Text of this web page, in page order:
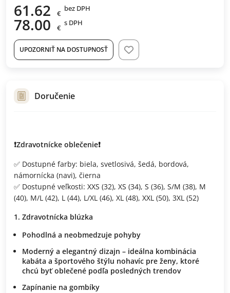
61.62 €
bez DPH
78.00 €
s DPH
UPOZORNIŤ NA DOSTUPNOSŤ
Doručenie
❗️Zdravotnícke oblečenie❗️
✅ Dostupné farby: biela, svetlosivá, šedá, bordová,
námornícka (navi), čierna
✅ Dostupné veľkosti: XXS (32), XS (34), S (36), S/M (38), M
(40), M/L (42), L (44), L/XL (46), XL (48), XXL (50), 3XL (52)
Zdravotnícka blúzka
Pohodlná a neobmedzuje pohyby
Moderný a elegantný dizajn – ideálna kombinácia
kabáta a športového štýlu nohavíc pre ženy, ktoré
chcú byť oblečené podľa posledných trendov
Zapínanie na gombíky